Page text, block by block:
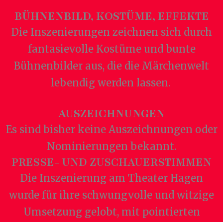
BÜHNENBILD, KOSTÜME, EFFEKTE
Die Inszenierungen zeichnen sich durch
fantasievolle Kostüme und bunte
Bühnenbilder aus, die die Märchenwelt
lebendig werden lassen.
AUSZEICHNUNGEN
Es sind bisher keine Auszeichnungen oder
Nominierungen bekannt.
PRESSE- UND ZUSCHAUERSTIMMEN
Die Inszenierung am Theater Hagen
wurde für ihre schwungvolle und witzige
Umsetzung gelobt, mit pointierten